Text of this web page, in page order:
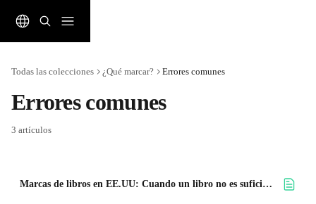
Todas las colecciones ¿Qué marcar? Errores comunes
Errores comunes
3 artículos
Marcas de libros en EE.UU: Cuando un libro no es suficiente